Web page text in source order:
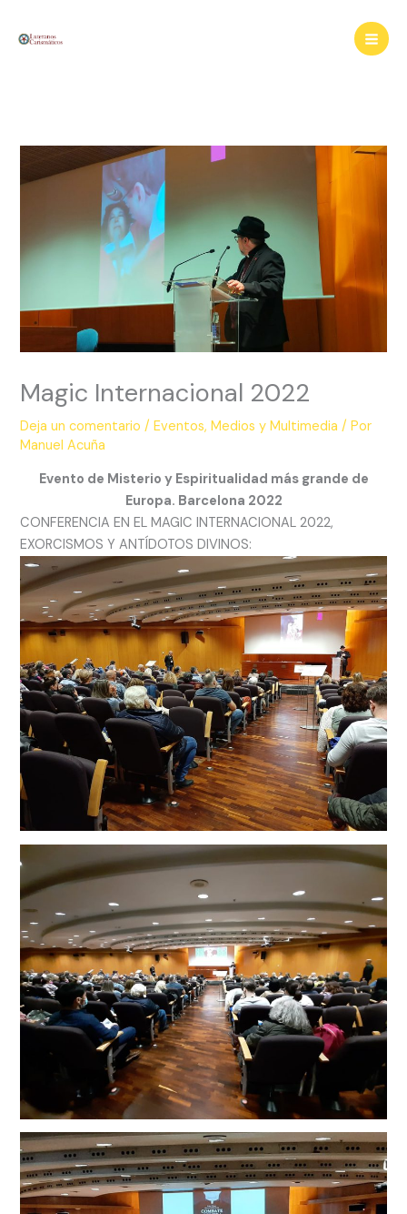
Magic Internacional 2022
Deja un comentario /Eventos,Medios y Multimedia / Por
Manuel Acuña
Evento de Misterio y Espiritualidad más grande de
Europa. Barcelona 2022
CONFERENCIA EN EL MAGIC INTERNACIONAL 2022,
EXORCISMOS Y ANTÍDOTOS DIVINOS: